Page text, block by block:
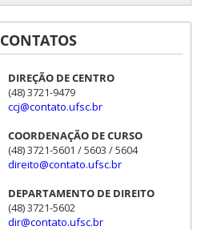
CONTATOS
DIREÇÃO DE CENTRO
(48) 3721-9479
ccj@contato.ufsc.br
COORDENAÇÃO DE CURSO
(48) 3721-5601 / 5603 / 5604
direito@contato.ufsc.br
DEPARTAMENTO DE DIREITO
(48) 3721-5602
dir@contato.ufsc.br